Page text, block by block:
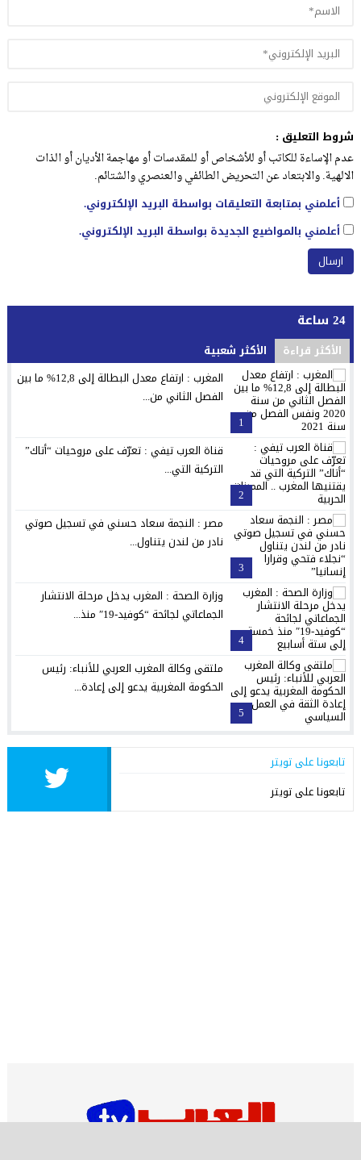
شروط التعليق :
عدم الإساءة للكاتب أو للأشخاص أو للمقدسات أو مهاجمة الأديان أو الذات
الالهية. والابتعاد عن التحريض الطائفي والعنصري والشتائم.
أعلمني بمتابعة التعليقات بواسطة البريد الإلكتروني.
أعلمني بالمواضيع الجديدة بواسطة البريد الإلكتروني.
24 ساعة
الأكثر قراءة الأكثر شعبية
1
المغرب : ارتفاع معدل البطالة إلى 12,8% ما بين
الفصل الثاني من...
2
قناة العرب تيفي : تعرّف على مروحيات “أتاك”
التركية التي...
3
مصر : النجمة سعاد حسني في تسجيل صوتي
نادر من لندن يتناول...
4
وزارة الصحة : المغرب يدخل مرحلة الانتشار
الجماعاتي لجائحة “كوفيد-19″ منذ...
5
ملتقى وكالة المغرب العربي للأنباء: رئيس
الحكومة المغربية يدعو إلى إعادة...
تابعونا على تويتر
تابعونا على تويتر